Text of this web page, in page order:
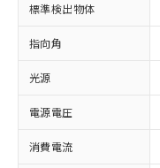
標準検出物体
指向角
光源
電源電圧
消費電流